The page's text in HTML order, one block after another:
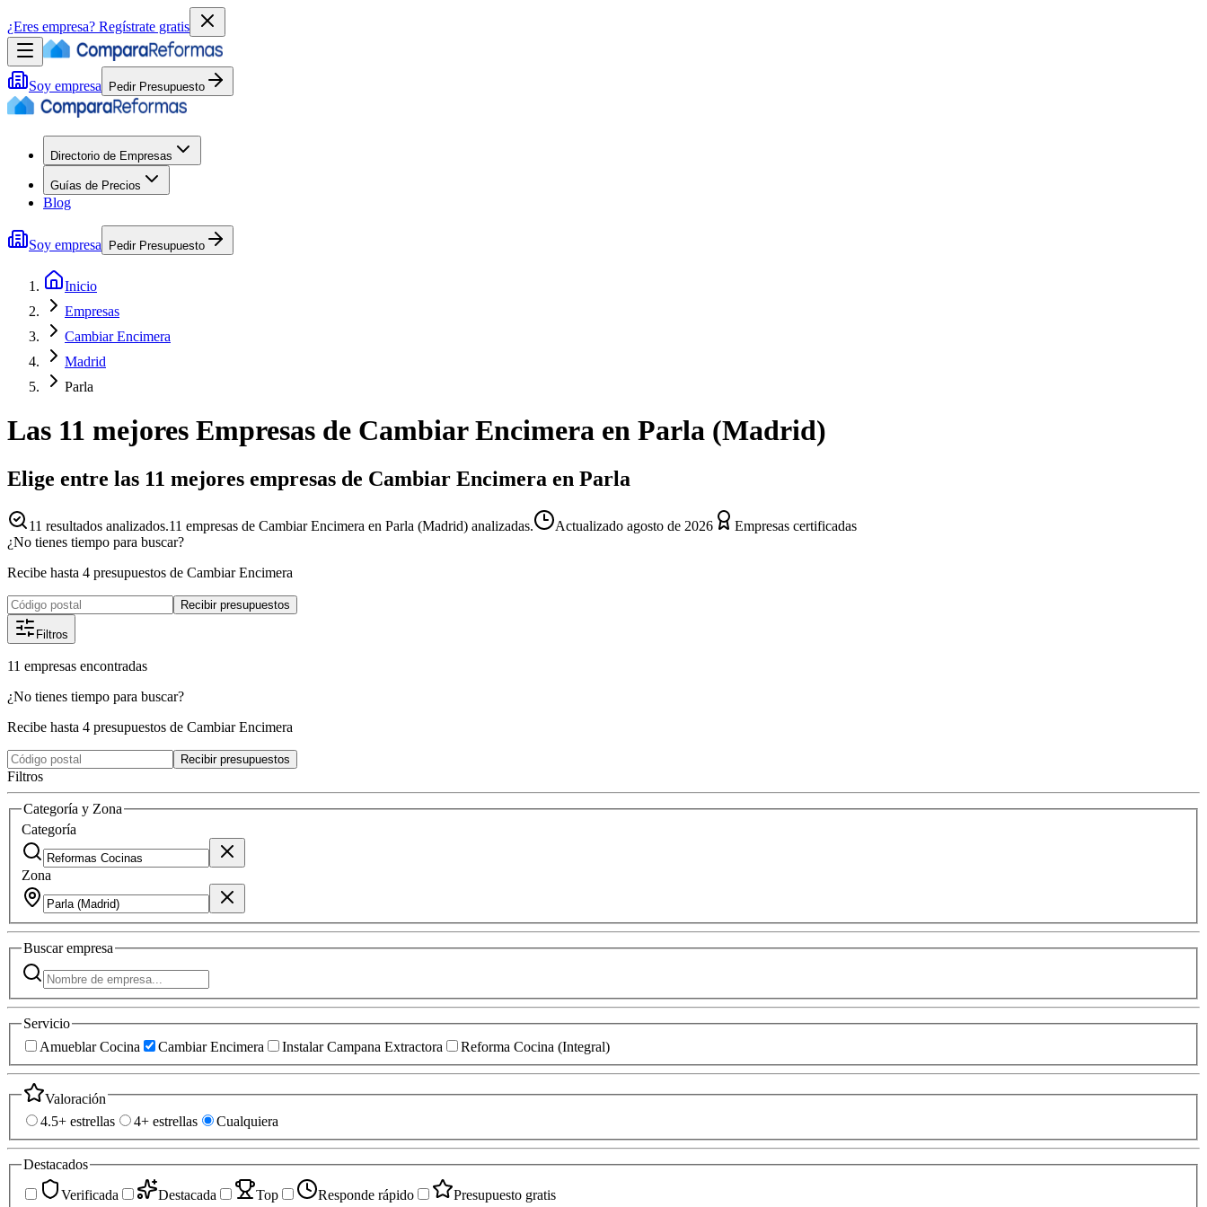
¿Eres empresa? Regístrate gratis
Soy empresa Pedir Presupuesto
Directorio de Empresas
Guías de Precios
Blog
Soy empresa Pedir Presupuesto
Inicio
Empresas
Cambiar Encimera
Madrid
Parla
Las 11 mejores Empresas de Cambiar Encimera en Parla (Madrid)
Elige entre las 11 mejores empresas de Cambiar Encimera en Parla
11 resultados analizados.11 empresas de Cambiar Encimera en Parla (Madrid) analizadas. Actualizado agosto de 2026
Empresas certificadas
¿No tienes tiempo para buscar?
Recibe hasta 4 presupuestos de Cambiar Encimera
Recibir presupuestos
Filtros
11 empresas encontradas
¿No tienes tiempo para buscar?
Recibe hasta 4 presupuestos de Cambiar Encimera
Recibir presupuestos
Filtros
Categoría y Zona
Categoría
Zona
Buscarempresa
Servicio
Amueblar Cocina
Cambiar Encimera Instalar Campana Extractora Reforma Cocina (Integral)
Valoración
4.5+ estrellas
4+ estrellas Cualquiera
Destacados
Verificada
Destacada Top Responde rápido Presupuesto gratis